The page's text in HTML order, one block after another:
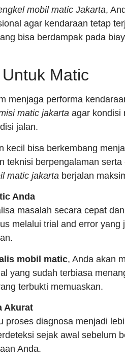
mobil matic Jakarta,
agar kendaraan tetap
bisa berdampak pada
Matic
menjaga performa
matic jakarta agar kondisi
jalan.
kecil bisa berkembang
teknisi berpengalaman
matic jakarta berjalan
Anda
masalah secara cepat
melalui trial and error yang
mobil matic, Anda akan
yang sudah terbiasa
terbukti memuaskan.
Akurat
proses diagnosa menjadi
sejak awal sebelum
Anda.